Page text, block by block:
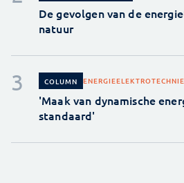
De gevolgen van de
natuur
COLUMN ENERGIE
'Maak van dynamische
standaard'